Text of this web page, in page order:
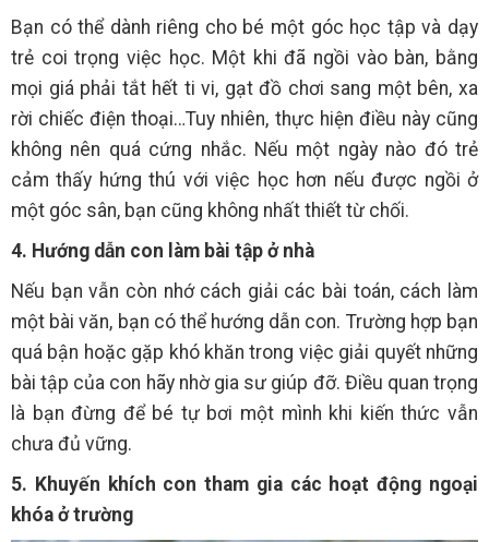
Bạn có thể dành riêng cho bé một góc học tập và dạy
trẻ coi trọng việc học. Một khi đã ngồi vào bàn, bằng
mọi giá phải tắt hết ti vi, gạt đồ chơi sang một bên, xa
rời chiếc điện thoại…Tuy nhiên, thực hiện điều này cũng
không nên quá cứng nhắc. Nếu một ngày nào đó trẻ
cảm thấy hứng thú với việc học hơn nếu được ngồi ở
một góc sân, bạn cũng không nhất thiết từ chối.
4. Hướng dẫn con làm bài tập ở nhà
Nếu bạn vẫn còn nhớ cách giải các bài toán, cách làm
một bài văn, bạn có thể hướng dẫn con. Trường hợp bạn
quá bận hoặc gặp khó khăn trong việc giải quyết những
bài tập của con hãy nhờ gia sư giúp đỡ. Điều quan trọng
là bạn đừng để bé tự bơi một mình khi kiến thức vẫn
chưa đủ vững.
5. Khuyến khích con tham gia các hoạt động ngoại
khóa ở trường